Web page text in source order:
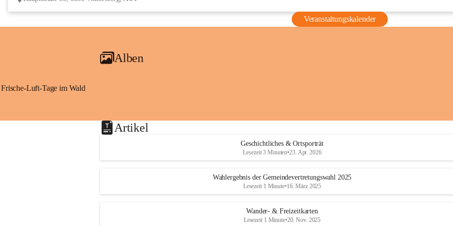
Veranstaltungskalender
Alben
Frische-Luft-Tage im Wald
Artikel
Geschichtliches & Ortsporträt
Lesezeit 3 Minuten•23. Apr. 2026
Wahlergebnis der Gemeindevertretungswahl 2025
Lesezeit 1 Minute•16. März 2025
Wander- & Freizeitkarten
Lesezeit 1 Minute•20. Nov. 2025